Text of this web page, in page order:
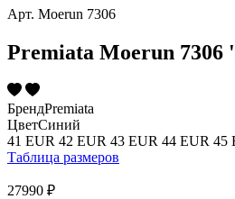
Арт. Moerun 7306
Premiata Moerun 7306
БрендPremiata
ЦветСиний
41 EUR 42 EUR 43 EUR 44 EUR 45
Таблица размеров
27990 ₽